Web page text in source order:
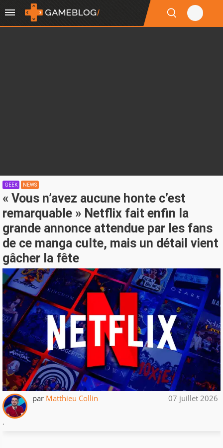
GEEK NEWS
« Vous n’avez aucune honte c’est
remarquable » Netflix fait enfin la
grande annonce attendue par les fans
de ce manga culte, mais un détail vient
gâcher la fête
par Matthieu Collin 07 juillet 2026
.